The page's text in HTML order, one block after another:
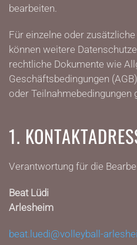
bearbeiten.
Für einzelne oder
können weitere
rechtliche Dokumente wie
Geschäftsbedingungen
oder Teilnahmebedingungen
1.
Verantwortung für die
Beat Lüdi
Arlesheim
beat.luedi@volleyball-